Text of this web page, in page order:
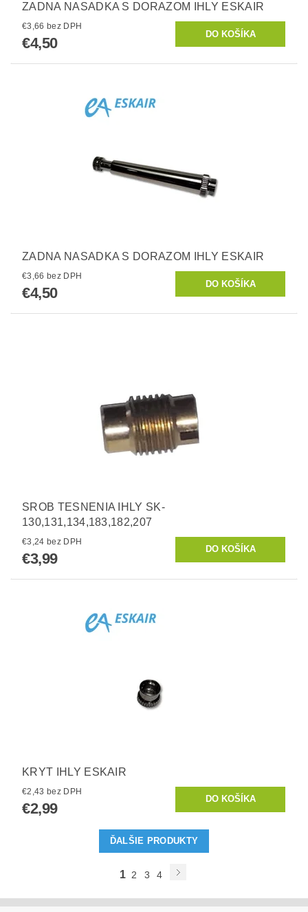
ZADNA NASADKA S DORAZOM IHLY ESKAIR
€3,66 bez DPH
€4,50
ZADNA NASADKA S DORAZOM IHLY ESKAIR
€3,66 bez DPH
€4,50
SROB TESNENIA IHLY SK-
130,131,134,183,182,207
€3,24 bez DPH
€3,99
KRYT IHLY ESKAIR
€2,43 bez DPH
€2,99
ĎALŠIE PRODUKTY
1 2 3 4